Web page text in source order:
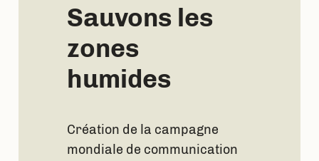
Sauvons les
zones
humides
Création de la campagne
mondiale de communication